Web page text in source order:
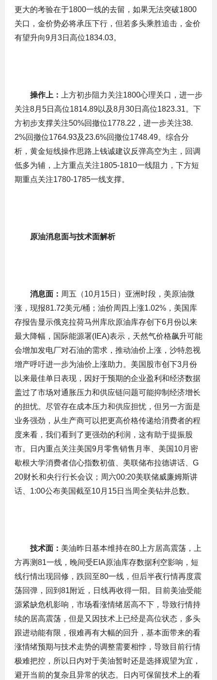
更大的考验在于1800一线的去留，如果无法突破1800
关口，金价势必将承压下行，但若多头乘胜追击，金价
有望升向9月3日高位1834.03。
操作上：
上方初步阻力关注1800心理关口，进一步
关注8月5日高位1814.89以及8月30日高位1823.31。下
方初步支撑关注50%回撤位1778.22，进一步关注38.
2%回撤位1764.93及23.6%回撤位1748.49。综合分
析，黄金短线操作思路上钱诚建议反弹高空为主，回调
低多为辅，上方重点关注1805-1810一线阻力，下方短
期重点关注1780-1785一线支撑。
原油消息面与技术面解析
消息面： 周五（10月15日）亚洲时段，美原油微
涨，现报81.72美元/桶；油价周四上涨1.02%，美国库
存报告显示俄克拉荷马州库欣原油库存创下6月份以来
最大降幅，国际能源署(IEA)表示，天然气价格飙升可能
会增加发电厂对石油的需求，推动油价上涨，沙特忽视
增产呼吁进一步为油价上涨助力。美国股市创下3月份
以来最佳单日表现，因好于预期的企业盈利和经济数据
盖过了市场对通胀压力和供应链问题可能抑制经济增长
的担忧。尽管存在成本压力和供应担忧，但另一方面是
业务强劲，从生产商可以把更高价格传递给消费者的程
度来看，我们看到了更强劲的利润，这有助于提振股
市。日内重点关注美国9月零售销售月率、美国10月密
歇根大学消费者信心指数初值、美联储布拉德讲话、G
20财长和央行行长会议；周六00:20美联储威廉姆斯讲
话、1:00公布美国截至10月15日当周全美钻井总数。
技术面： 美油昨日基本维持在80上方居高震荡，上
方再测81一线，晚间受EIA原油库存数据利空影响，短
线行情出现回修，跌回至80一线，但后半夜行情再度震
荡回弹，回到81附近，日线再收得一阳。目前美油受能
源紧缺危机影响，市场看涨情绪居高不下，导致行情持
续的居高震荡，但是又因技术上已经是高位状态，多头
跟进动能有限，很难再有大幅的回升，基本面带来的看
涨情绪预期与技术走势的调整需要相悖，导致目前行情
极难把控，所以日内对于美油暂时还是选择观望为宜，
避开当前的复杂且异常的状态。日内可保留技术上的看